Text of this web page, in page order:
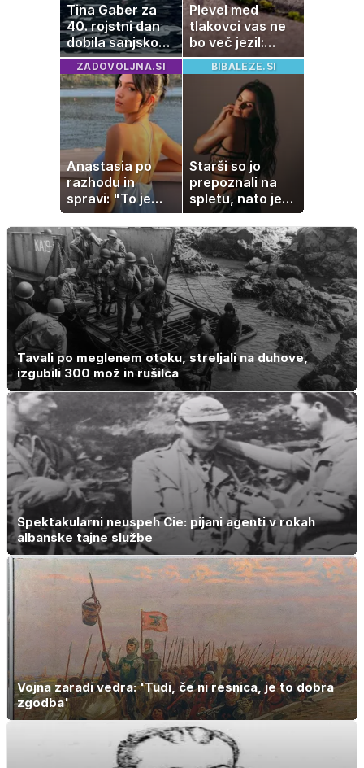
Tina Gaber za
40. rojstni dan
dobila sanjsko
darilo
Plevel med
tlakovci vas ne
bo več jezil:
pomagajo vam
stvari, ki jih
imate v kuhinji
ZADOVOLJNA.SI
Anastasia po
razhodu in
spravi: "To je
največja
napaka, ki jo
naredimo v jezi"
BIBALEZE.SI
Starši so jo
prepoznali na
spletu, nato je
ostala brez
službe
Tavali po meglenem otoku, streljali na duhove,
izgubili 300 mož in rušilca
Spektakularni neuspeh Cie: pijani agenti v rokah
albanske tajne službe
Vojna zaradi vedra: 'Tudi, če ni resnica, je to dobra
zgodba'